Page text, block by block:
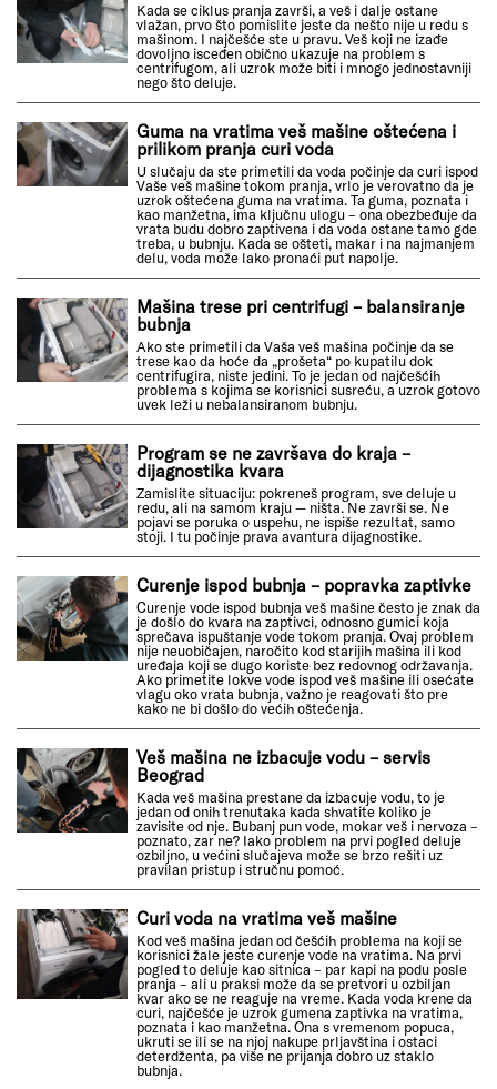
Kada se ciklus pranja završi, a veš i dalje ostane
vlažan, prvo što pomislite jeste da nešto nije u redu s
mašinom. I najčešće ste u pravu. Veš koji ne izađe
dovoljno isceđen obično ukazuje na problem s
centrifugom, ali uzrok može biti i mnogo jednostavniji
nego što deluje.
Guma na vratima veš mašine oštećena i
prilikom pranja curi voda
U slučaju da ste primetili da voda počinje da curi ispod
Vaše veš mašine tokom pranja, vrlo je verovatno da je
uzrok oštećena guma na vratima. Ta guma, poznata i
kao manžetna, ima ključnu ulogu – ona obezbeđuje da
vrata budu dobro zaptivena i da voda ostane tamo gde
treba, u bubnju. Kada se ošteti, makar i na najmanjem
delu, voda može lako pronaći put napolje.
Mašina trese pri centrifugi – balansiranje
bubnja
Ako ste primetili da Vaša veš mašina počinje da se
trese kao da hoće da „prošeta“ po kupatilu dok
centrifugira, niste jedini. To je jedan od najčešćih
problema s kojima se korisnici susreću, a uzrok gotovo
uvek leži u nebalansiranom bubnju.
Program se ne završava do kraja –
dijagnostika kvara
Zamislite situaciju: pokreneš program, sve deluje u
redu, ali na samom kraju — ništa. Ne završi se. Ne
pojavi se poruka o uspehu, ne ispiše rezultat, samo
stoji. I tu počinje prava avantura dijagnostike.
Curenje ispod bubnja – popravka zaptivke
Curenje vode ispod bubnja veš mašine često je znak da
je došlo do kvara na zaptivci, odnosno gumici koja
sprečava ispuštanje vode tokom pranja. Ovaj problem
nije neuobičajen, naročito kod starijih mašina ili kod
uređaja koji se dugo koriste bez redovnog održavanja.
Ako primetite lokve vode ispod veš mašine ili osećate
vlagu oko vrata bubnja, važno je reagovati što pre
kako ne bi došlo do većih oštećenja.
Veš mašina ne izbacuje vodu – servis
Beograd
Kada veš mašina prestane da izbacuje vodu, to je
jedan od onih trenutaka kada shvatite koliko je
zavisite od nje. Bubanj pun vode, mokar veš i nervoza –
poznato, zar ne? Iako problem na prvi pogled deluje
ozbiljno, u većini slučajeva može se brzo rešiti uz
pravilan pristup i stručnu pomoć.
Curi voda na vratima veš mašine
Kod veš mašina jedan od češćih problema na koji se
korisnici žale jeste curenje vode na vratima. Na prvi
pogled to deluje kao sitnica – par kapi na podu posle
pranja – ali u praksi može da se pretvori u ozbiljan
kvar ako se ne reaguje na vreme. Kada voda krene da
curi, najčešće je uzrok gumena zaptivka na vratima,
poznata i kao manžetna. Ona s vremenom popuca,
ukruti se ili se na njoj nakupe prljavština i ostaci
deterdženta, pa više ne prijanja dobro uz staklo
bubnja.